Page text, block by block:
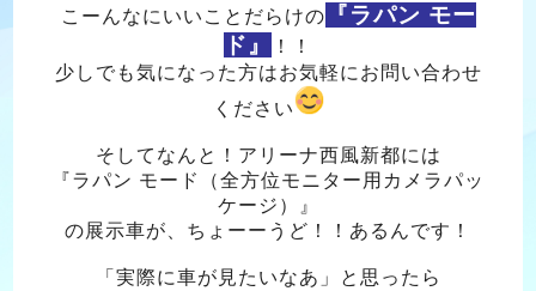
こーんなにいいことだらけの
『ラパン モー
ド』
！！
少しでも気になった方はお気軽にお問い合わせ
ください
そしてなんと！アリーナ西風新都には
『ラパン モード（全方位モニター用カメラパッ
ケージ）』
の展示車が、ちょーーうど！！あるんです！
「実際に車が見たいなあ」と思ったら